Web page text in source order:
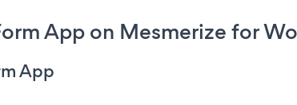
App on Mesmerize for
App